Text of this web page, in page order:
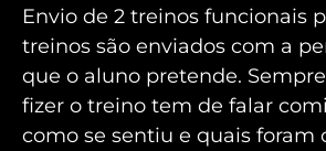
Envio de 2 treinos funcionais
treinos são enviados com a
que o aluno pretende.
fizer o treino tem de falar
como se sentiu e quais foram